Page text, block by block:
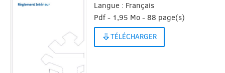
Langue : Français
Pdf - 1,95 Mo - 88 page(s)
TÉLÉCHARGER